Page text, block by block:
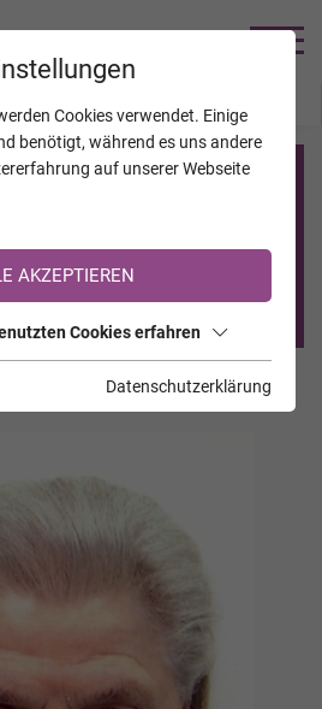
auf TrauerHilfe.it
auf TrauerHilfe.it registriert?
Registrierung <<
Cookies verwendet. Einige
benötigt, während es uns andere
auf unserer Webseite
AKZEPTIEREN
Cookies erfahren
Datenschutzerklärung
KALENDER VERSTORBENE